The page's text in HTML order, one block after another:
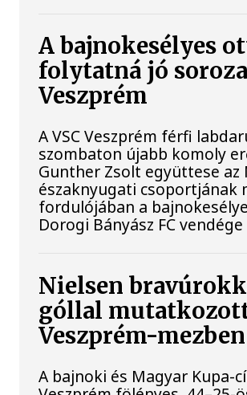
A bajnokesélyes
folytatná jó
Veszprém
A VSC Veszprém férfi
szombaton újabb komoly
Gunther Zsolt együttese az
északnyugati csoportjának
fordulójában a
Dorogi Bányász FC vendége
Nielsen
góllal
Veszprém-mezben
A bajnoki és Magyar Kupa-